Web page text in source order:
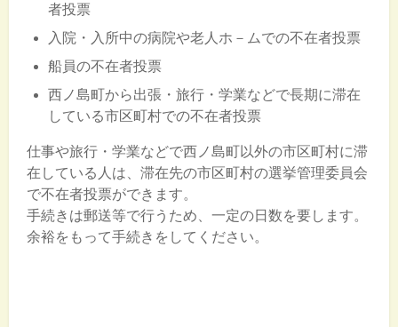
者投票
入院・入所中の病院や老人ホ－ムでの不在者投票
船員の不在者投票
西ノ島町から出張・旅行・学業などで長期に滞在
している市区町村での不在者投票
仕事や旅行・学業などで西ノ島町以外の市区町村に滞
在している人は、滞在先の市区町村の選挙管理委員会
で不在者投票ができます。
手続きは郵送等で行うため、一定の日数を要します。
余裕をもって手続きをしてください。